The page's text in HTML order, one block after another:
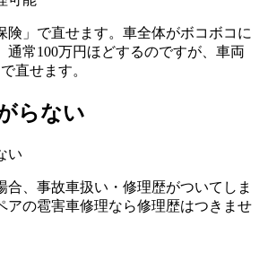
険」で直せます。車全体がボコボコに
通常100万円ほどするのですが、車両
直せます。
らない
合、事故車扱い・修理歴がついてしま
アの雹害車修理なら修理歴はつきませ